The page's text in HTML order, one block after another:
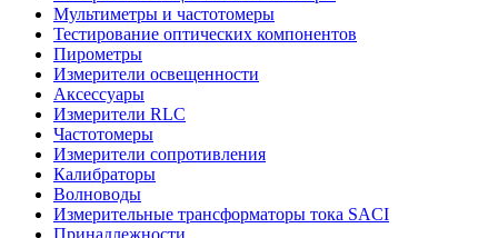
Мультиметры и частотомеры
Тестирование оптических компонентов
Пирометры
Измерители освещенности
Аксессуары
Измерители RLC
Частотомеры
Измерители сопротивления
Калибраторы
Волноводы
Измерительные трансформаторы тока SACI
Принадлежности